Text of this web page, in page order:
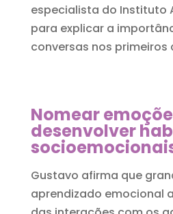
especialista do Instituto
para explicar a
conversas nos primeiros
Nomear
desenvolver
Gustavo afirma que
aprendizado emocional